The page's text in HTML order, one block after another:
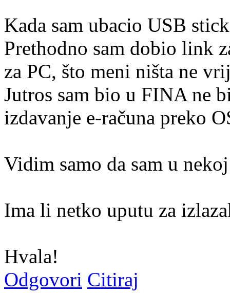
Kada sam ubacio USB
Prethodno sam dobio link
za PC, što meni ništa ne
Jutros sam bio u FINA ne
izdavanje e-računa preko
Vidim samo da sam u
Ima li netko uputu za
Hvala!
Odgovori Citiraj